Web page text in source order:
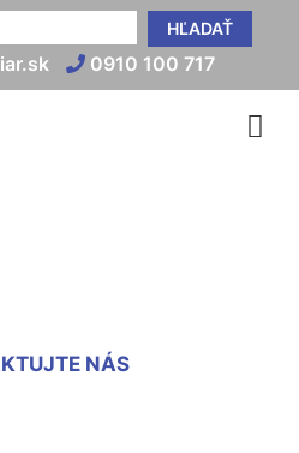
HĽADAŤ
0910 100 717
NÁS